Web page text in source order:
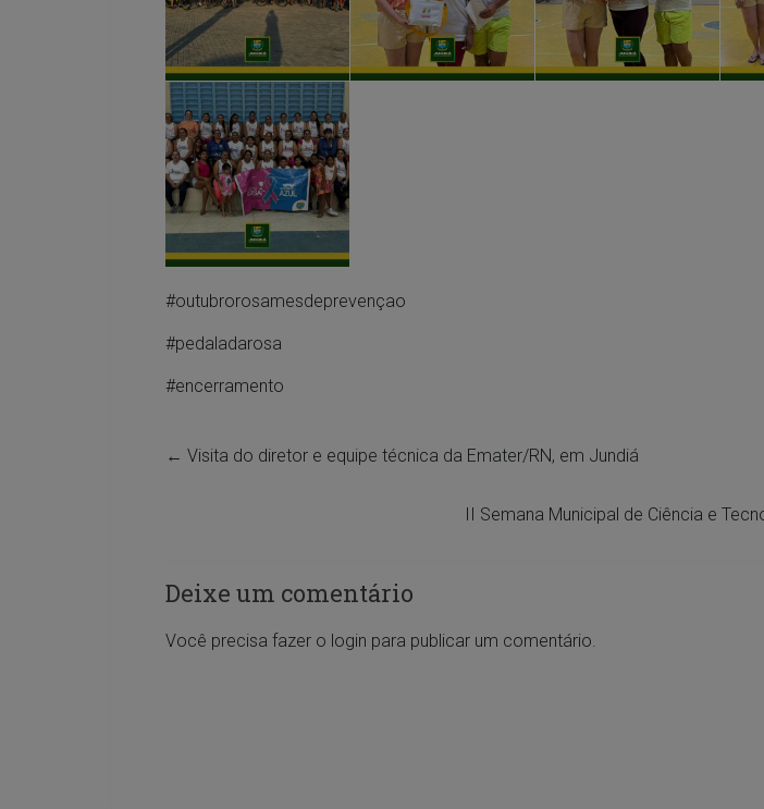
#outubrorosamesdeprevençao
#pedaladarosa
#encerramento
← Visita do diretor e equipe técnica da Emater/RN, em Jundiá
II Semana Municipal de Ciência e
Deixe um comentário
Você precisa fazer o login para publicar um comentário.